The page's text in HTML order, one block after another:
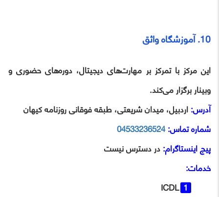
10. آموزشگاه واثق
این مرکز با تمرکز بر مهارت‌های دیجیتال، دوره‌های حضوری و
وبینار برگزار می‌کند.
آدرس:اردبیل، میدان شریعتی، طبقه فوقانی روزنامه کیهان
شماره تماس:04533236524
پیج اینستاگرام:در دسترس نیست
خدمات:
ICDL